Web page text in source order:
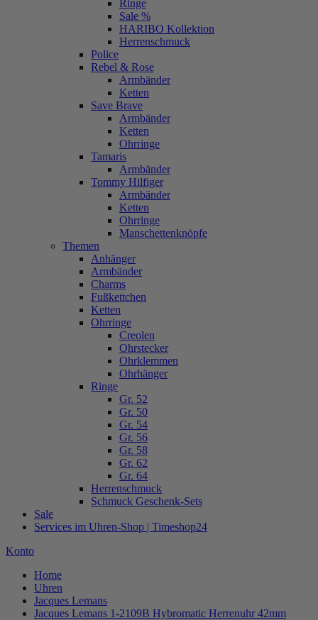
Ringe
Sale %
HARIBO Kollektion
Herrenschmuck
Police
Rebel & Rose
Armbänder
Ketten
Save Brave
Armbänder
Ketten
Ohrringe
Tamaris
Armbänder
Tommy Hilfiger
Armbänder
Ketten
Ohrringe
Manschettenknöpfe
Themen
Anhänger
Armbänder
Charms
Fußkettchen
Ketten
Ohrringe
Creolen
Ohrstecker
Ohrklemmen
Ohrhänger
Ringe
Gr. 52
Gr. 50
Gr. 54
Gr. 56
Gr. 58
Gr. 62
Gr. 64
Herrenschmuck
Schmuck Geschenk-Sets
Sale
Services im Uhren-Shop | Timeshop24
Konto
Home
Uhren
Jacques Lemans
Jacques Lemans 1-2109B Hybromatic Herrenuhr 42mm